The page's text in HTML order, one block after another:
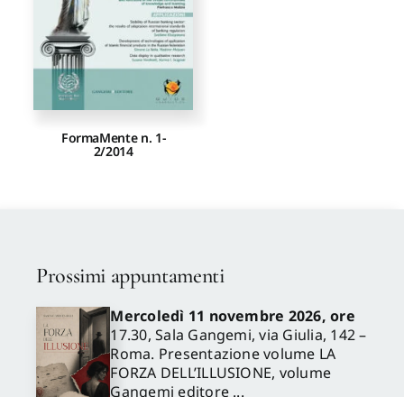
Gangemi Editore
Newsletter
FormaMente n. 1-
2/2014
Prossimi appuntamenti
Mercoledì 11 novembre 2026, ore
17.30, Sala Gangemi, via Giulia, 142 –
Roma. Presentazione volume LA
FORZA DELL’ILLUSIONE, volume
Gangemi editore ...